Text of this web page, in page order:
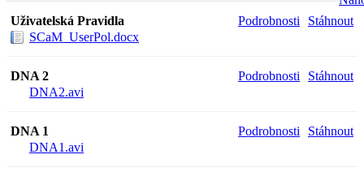
Uživatelská Pravidla
SCaM_UserPol.docx
Stáhnout
Podrobnosti
DNA 2
DNA2.avi
Stáhnout
Podrobnosti
DNA 1
DNA1.avi
Stáhnout
Podrobnosti